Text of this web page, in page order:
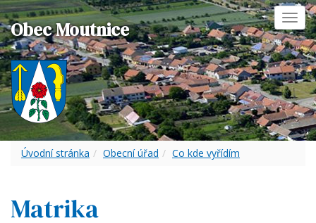
Obec Moutnice
Úvodní stránka Obecní úřad Co kde vyřídím
Matrika